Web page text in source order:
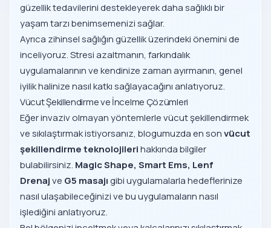
güzellik tedavilerini destekleyerek daha sağlıklı bir
yaşam tarzı benimsemenizi sağlar.
Ayrıca zihinsel sağlığın güzellik üzerindeki önemini de
inceliyoruz. Stresi azaltmanın, farkındalık
uygulamalarının ve kendinize zaman ayırmanın, genel
iyilik halinize nasıl katkı sağlayacağını anlatıyoruz.
Vücut Şekillendirme ve İncelme Çözümleri
Eğer invaziv olmayan yöntemlerle vücut şekillendirmek
ve sıkılaştırmak istiyorsanız, blogumuzda en sonvücut
şekillendirme teknolojilerihakkında bilgiler
bulabilirsiniz. Magic Shape, Smart Ems, Lenf
Drenajve G5 masajıgibi uygulamalarla hedeflerinize
nasıl ulaşabileceğinizi ve bu uygulamaların nasıl
işlediğini anlatıyoruz.